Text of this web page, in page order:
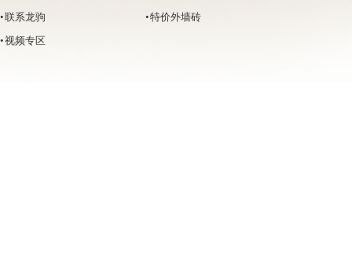
• 联系龙驹
• 视频专区
• 特价外墙砖